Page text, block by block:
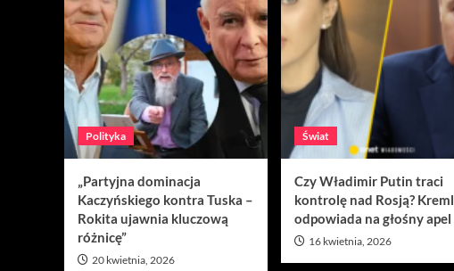
Polityka
„Partyjna dominacja
Kaczyńskiego kontra Tuska –
Rokita ujawnia kluczową
różnicę”
20 kwietnia, 2026
Świat
Czy Władimir Putin traci
kontrolę nad Rosją? Kreml
odpowiada na głośny apel
16 kwietnia, 2026